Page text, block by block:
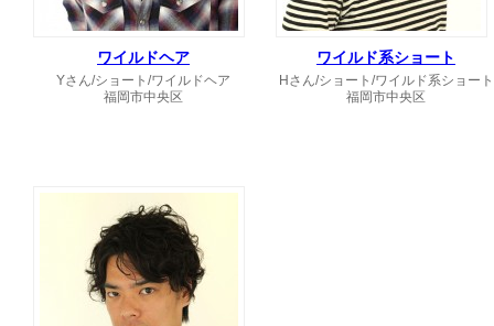
ワイルドヘア
Yさん/ショート/ワイルドヘア
福岡市中央区
ワイルド系ショート
Hさん/ショート/ワイルド系ショート
福岡市中央区